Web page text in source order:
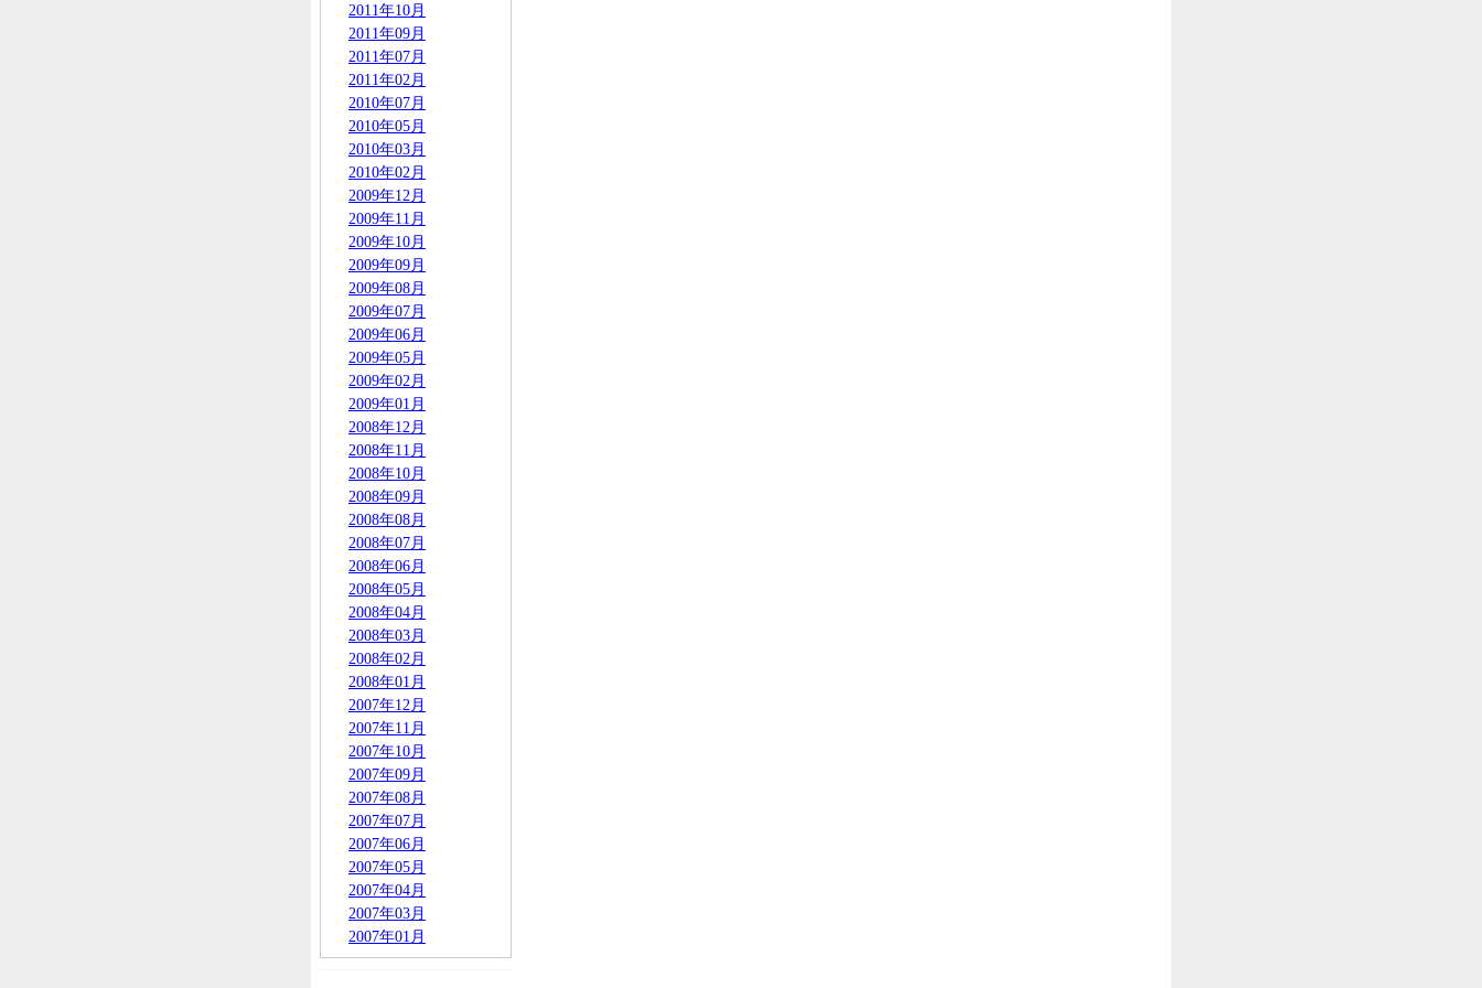
2011年10月
2011年09月
2011年07月
2011年02月
2010年07月
2010年05月
2010年03月
2010年02月
2009年12月
2009年11月
2009年10月
2009年09月
2009年08月
2009年07月
2009年06月
2009年05月
2009年02月
2009年01月
2008年12月
2008年11月
2008年10月
2008年09月
2008年08月
2008年07月
2008年06月
2008年05月
2008年04月
2008年03月
2008年02月
2008年01月
2007年12月
2007年11月
2007年10月
2007年09月
2007年08月
2007年07月
2007年06月
2007年05月
2007年04月
2007年03月
2007年01月